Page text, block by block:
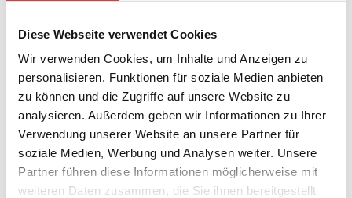
Diese Webseite verwendet Cookies
Wir verwenden Cookies, um Inhalte und Anzeigen zu
personalisieren, Funktionen für soziale Medien anbieten
zu können und die Zugriffe auf unsere Website zu
analysieren. Außerdem geben wir Informationen zu Ihrer
Verwendung unserer Website an unsere Partner für
soziale Medien, Werbung und Analysen weiter. Unsere
Partner führen diese Informationen möglicherweise mit
weiteren Daten zusammen, die Sie ihnen bereitgestellt
Medien
Aktualisierung der Büchereidaten
Weitere Infos unter:Über uns | Bibliotheken
Burgenland (bvoe.at)